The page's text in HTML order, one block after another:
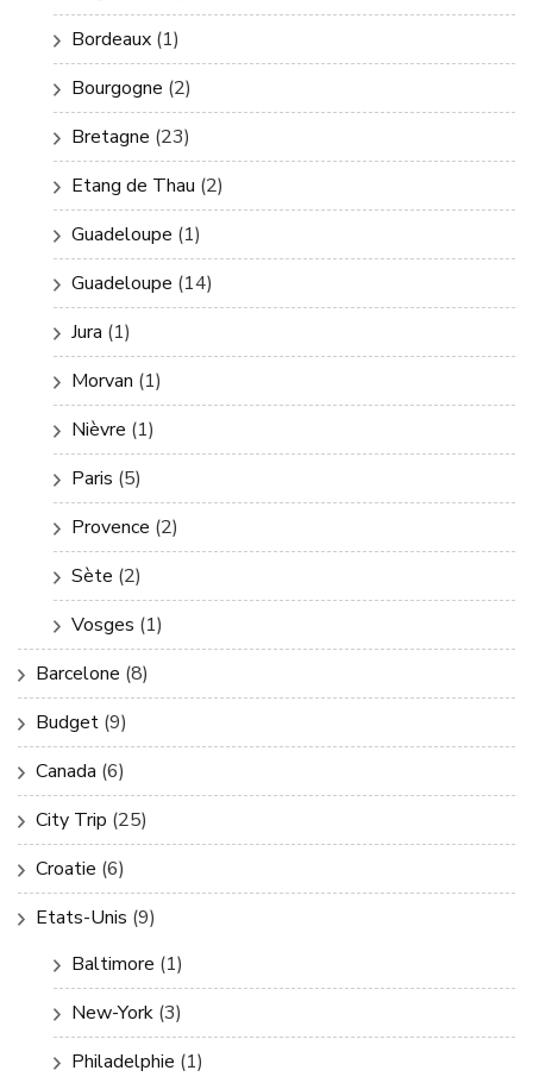
Bordeaux (1)
Bourgogne (2)
Bretagne (23)
Etang de Thau (2)
Guadeloupe (1)
Guadeloupe (14)
Jura (1)
Morvan (1)
Nièvre (1)
Paris (5)
Provence (2)
Sète (2)
Vosges (1)
Barcelone (8)
Budget (9)
Canada (6)
City Trip (25)
Croatie (6)
Etats-Unis (9)
Baltimore (1)
New-York (3)
Philadelphie (1)